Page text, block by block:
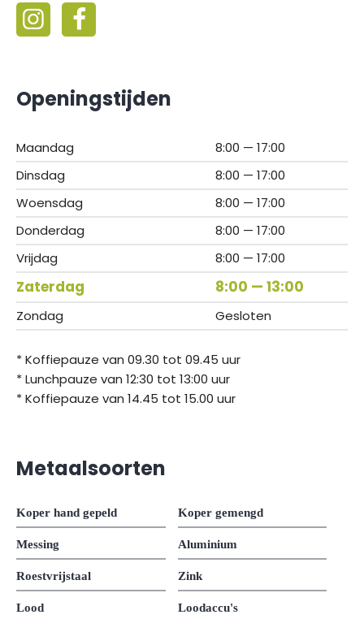
Openingstijden
Maandag
8:00 — 17:00
Dinsdag
8:00 — 17:00
Woensdag
8:00 — 17:00
Donderdag
8:00 — 17:00
Vrijdag
8:00 — 17:00
Zaterdag 8:00 — 13:00
Zondag Gesloten
* Koffiepauze van 09.30 tot 09.45 uur
* Lunchpauze van 12:30 tot 13:00 uur
* Koffiepauze van 14.45 tot 15.00 uur
Metaalsoorten
Koper hand gepeld Koper gemengd
Messing Aluminium
Roestvrijstaal Zink
Lood Loodaccu's